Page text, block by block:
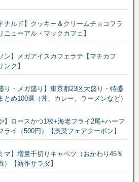
ナルド】クッキー＆クリームチョコフラ
ニューアル・マックカフェ】
ン】メガアイスカフェラテ【マチカフ
ンク】
り・メガ盛り】東京都23区大盛り・特盛
とめ100選（丼、カレー、ラーメンなど）
】ロースかつ1枚+海老フライ2尾+ハーフ
ライ（500円）【惣菜フェアクーポン】
マ】増量千切りキャベツ（おかわり45％
）【新作サラダ】